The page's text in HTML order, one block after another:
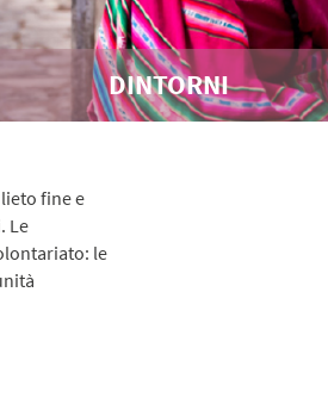
DINTORNI
fine e
Le
le